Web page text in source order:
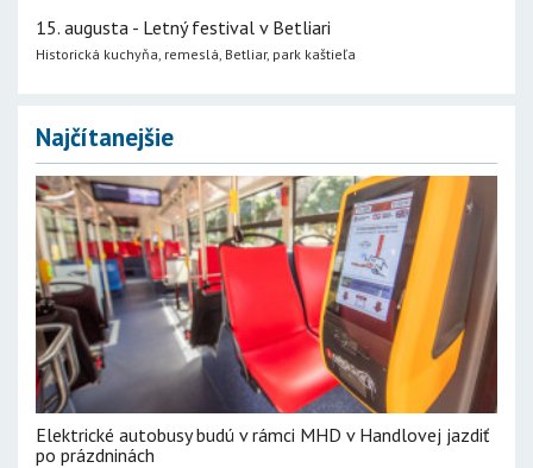
15. augusta - Letný festival v Betliari
Historická kuchyňa, remeslá, Betliar, park kaštieľa
Najčítanejšie
Elektrické autobusy budú v rámci MHD v Handlovej jazdiť
po prázdninách